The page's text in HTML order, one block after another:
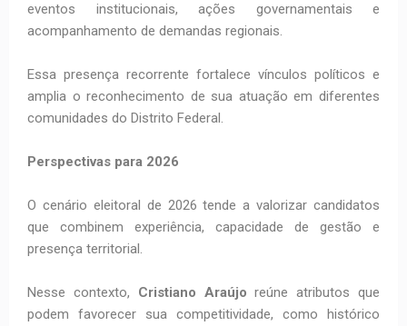
eventos institucionais, ações governamentais e
acompanhamento de demandas regionais.
Essa presença recorrente fortalece vínculos políticos e
amplia o reconhecimento de sua atuação em diferentes
comunidades do Distrito Federal.
Perspectivas para 2026
O cenário eleitoral de 2026 tende a valorizar candidatos
que combinem experiência, capacidade de gestão e
presença territorial.
Nesse contexto, Cristiano Araújo reúne atributos que
podem favorecer sua competitividade, como histórico